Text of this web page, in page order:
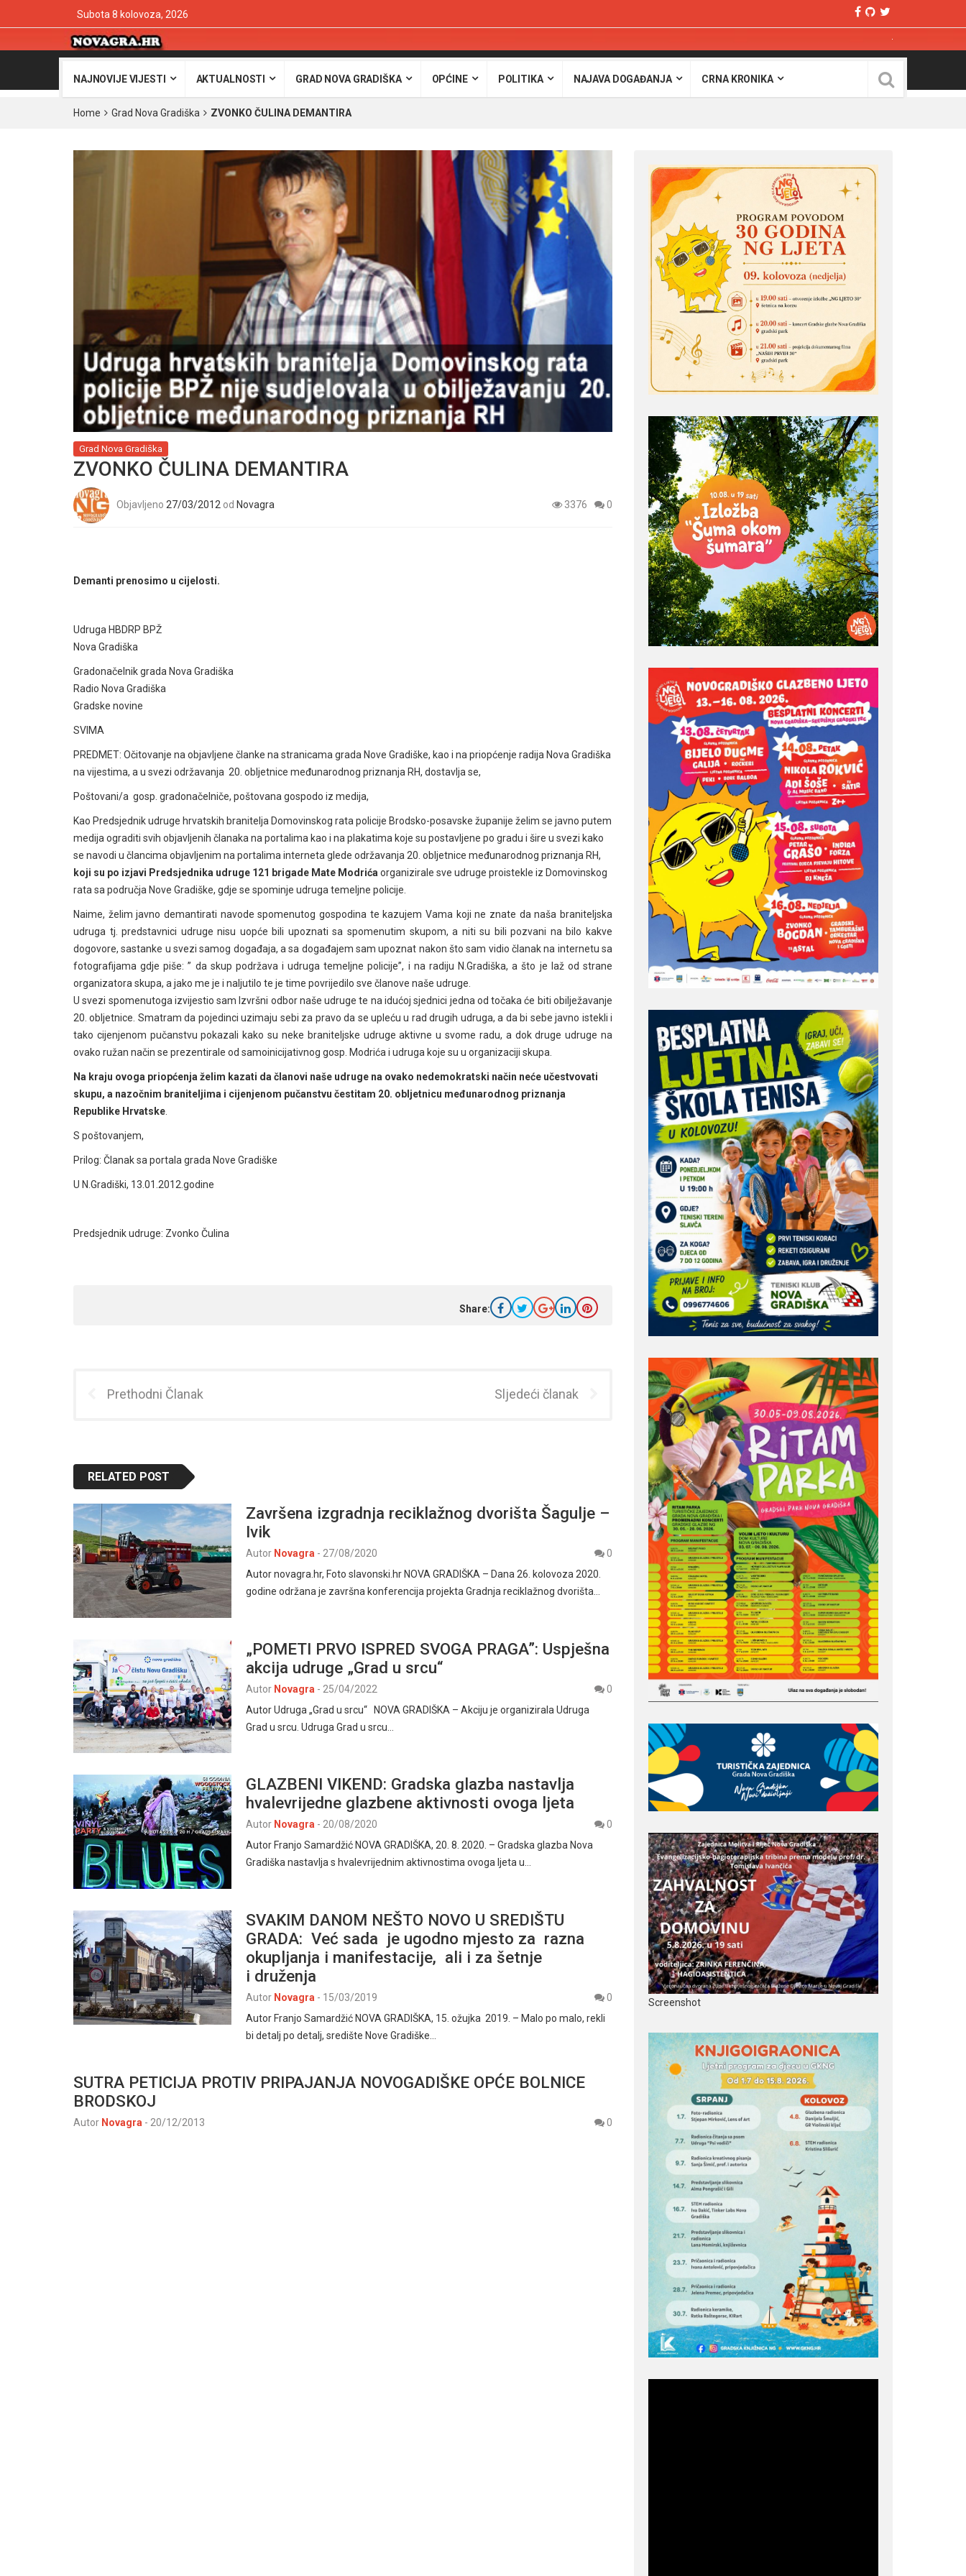
Subota 8 kolovoza, 2026
NAJNOVIJE VIJESTI AKTUALNOSTI GRAD NOVA GRADIŠKA OPĆINE POLITIKA NAJAVA DOGAĐANJA CRNA KRONIKA
Home Grad Nova Gradiška ZVONKO ČULINA DEMANTIRA
Grad Nova Gradiška
ZVONKO ČULINA DEMANTIRA
Objavljeno 27/03/2012 od Novagra 3376 0
Demanti prenosimo u cijelosti.
Udruga HBDRP BPŽ
Nova Gradiška
Gradonačelnik grada Nova Gradiška
Radio Nova Gradiška
Gradske novine
SVIMA
PREDMET: Očitovanje na objavljene članke na stranicama grada Nove Gradiške, kao i na priopćenje radija Nova Gradiška
na vijestima, a u svezi održavanja 20. obljetnice međunarodnog priznanja RH, dostavlja se,
Poštovani/a gosp. gradonačelniče, poštovana gospodo iz medija,
Kao Predsjednik udruge hrvatskih branitelja Domovinskog rata policije Brodsko-posavske županije želim se javno putem
medija ograditi svih objavljenih članaka na portalima kao i na plakatima koje su postavljene po gradu i šire u svezi kako
se navodi u člancima objavljenim na portalima interneta glede održavanja 20. obljetnice međunarodnog priznanja RH,
koji su po izjavi Predsjednika udruge 121 brigade Mate Modrića organizirale sve udruge proistekle iz Domovinskog
rata sa područja Nove Gradiške, gdje se spominje udruga temeljne policije.
Naime, želim javno demantirati navode spomenutog gospodina te kazujem Vama koji ne znate da naša braniteljska
udruga tj. predstavnici udruge nisu uopće bili upoznati sa spomenutim skupom, a niti su bili pozvani na bilo kakve
dogovore, sastanke u svezi samog događaja, a sa događajem sam upoznat nakon što sam vidio članak na internetu sa
fotografijama gdje piše: ” da skup podržava i udruga temeljne policije”, i na radiju N.Gradiška, a što je laž od strane
organizatora skupa, a jako me je i naljutilo te je time povrijedilo sve članove naše udruge.
U svezi spomenutoga izvijestio sam Izvršni odbor naše udruge te na idućoj sjednici jedna od točaka će biti obilježavanje
20. obljetnice. Smatram da pojedinci uzimaju sebi za pravo da se upleću u rad drugih udruga, a da bi sebe javno istekli i
tako cijenjenom pučanstvu pokazali kako su neke braniteljske udruge aktivne u svome radu, a dok druge udruge na
ovako ružan način se prezentirale od samoinicijativnog gosp. Modrića i udruga koje su u organizaciji skupa.
Na kraju ovoga priopćenja želim kazati da članovi naše udruge na ovako nedemokratski način neće učestvovati
skupu, a nazočnim braniteljima i cijenjenom pučanstvu čestitam 20. obljetnicu međunarodnog priznanja
Republike Hrvatske
S poštovanjem,
Prilog: Članak sa portala grada Nove Gradiške
U N.Gradiški, 13.01.2012.godine
Predsjednik udruge: Zvonko Čulina
Share:
Prethodni Članak Sljedeći članak
RELATED POST
Završena izgradnja reciklažnog dvorišta Šagulje –
Ivik
Autor Novagra - 27/08/2020
0
Autor novagra.hr, Foto slavonski.hr NOVA GRADIŠKA – Dana 26. kolovoza 2020.
godine održana je završna konferencija projekta Gradnja reciklažnog dvorišta…
„POMETI PRVO ISPRED SVOGA PRAGA”: Uspješna
akcija udruge „Grad u srcu“
Autor Novagra - 25/04/2022
0
Autor Udruga „Grad u srcu“ NOVA GRADIŠKA – Akciju je organizirala Udruga
Grad u srcu. Udruga Grad u srcu…
GLAZBENI VIKEND: Gradska glazba nastavlja
hvalevrijedne glazbene aktivnosti ovoga ljeta
Autor Novagra - 20/08/2020
0
Autor Franjo Samardžić NOVA GRADIŠKA, 20. 8. 2020. – Gradska glazba Nova
Gradiška nastavlja s hvalevrijednim aktivnostima ovoga ljeta u…
SVAKIM DANOM NEŠTO NOVO U SREDIŠTU
GRADA: Već sada je ugodno mjesto za razna
okupljanja i manifestacije, ali i za šetnje
i druženja
Autor Novagra - 15/03/2019
0
Autor Franjo Samardžić NOVA GRADIŠKA, 15. ožujka 2019. – Malo po malo, rekli
bi detalj po detalj, središte Nove Gradiške…
SUTRA PETICIJA PROTIV PRIPAJANJA NOVOGADIŠKE OPĆE BOLNICE
BRODSKOJ
Autor Novagra - 20/12/2013 0
Screenshot